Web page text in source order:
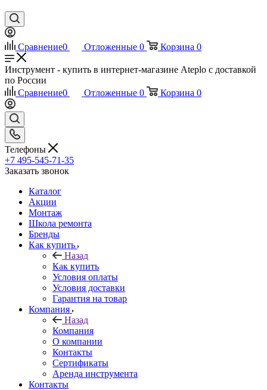
Сравнение0 Отложенные 0 Корзина 0
Инструмент - купить в интернет-магазине Ateplo с доставкой
по России
Сравнение0 Отложенные 0 Корзина 0
Телефоны
+7 495-545-71-35
Заказать звонок
Каталог
Акции
Монтаж
Школа ремонта
Бренды
Как купить
Назад
Как купить
Условия оплаты
Условия доставки
Гарантия на товар
Компания
Назад
Компания
О компании
Контакты
Сертификаты
Аренда инструмента
Контакты